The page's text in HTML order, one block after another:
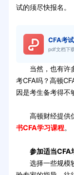
试的须尽快报名。
CFA考
pdf文档下
当然，也有许多
考CFA吗？高顿
因是考生备考得不
高顿财经提供优
书CFA学习课程。
参加适当CFA
选择一些规模较